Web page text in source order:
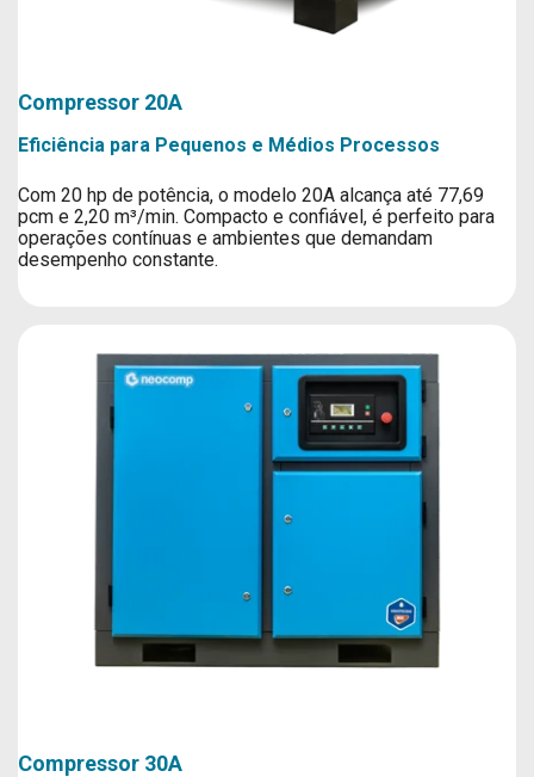
Compressor 20A
Eficiência para Pequenos e Médios Processos
Com 20 hp de potência, o modelo 20A alcança até 77,69
pcm e 2,20 m³/min. Compacto e confiável, é perfeito para
operações contínuas e ambientes que demandam
desempenho constante.
Compressor 30A